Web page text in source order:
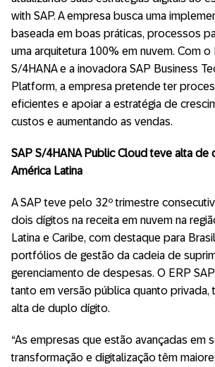
with SAP. A empresa busca uma
baseada em boas práticas, processos
uma arquitetura 100% em nuvem. Com o
S/4HANA e a inovadora SAP Business
Platform, a empresa pretende ter
eficientes e apoiar a estratégia de
custos e aumentando as vendas.
SAP S/4HANA Public Cloud teve alta de
América Latina
A SAP teve pelo 32º trimestre
dois dígitos na receita em nuvem na
Latina e Caribe, com destaque para
portfólios de gestão da cadeia de
gerenciamento de despesas. O ERP
tanto em versão pública quanto privada,
alta de duplo dígito.
“As empresas que estão avançadas em
transformação e digitalização têm